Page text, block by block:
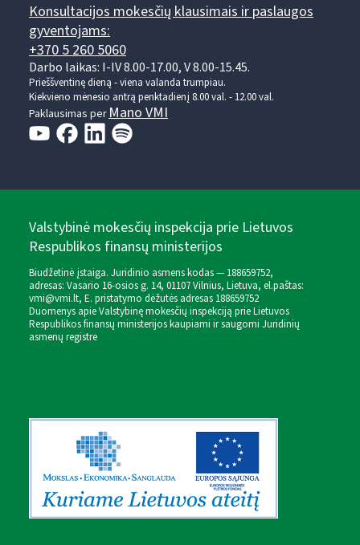
Konsultacijos mokesčių klausimais ir paslaugos
gyventojams:
+370 5 260 5060
Darbo laikas: I-IV 8.00-17.00, V 8.00-15.45.
Prieššventinę dieną - viena valanda trumpiau.
Kiekvieno mėnesio antrą penktadienį 8.00 val. - 12.00 val.
Paklausimas per Mano VMI
Valstybinė mokesčių inspekcija prie Lietuvos
Respublikos finansų ministerijos
Biudžetinė įstaiga. Juridinio asmens kodas — 188659752,
adresas: Vasario 16-osios g. 14, 01107 Vilnius, Lietuva, el.paštas:
vmi@vmi.lt, E. pristatymo dėžutės adresas 188659752
Duomenys apie Valstybinę mokesčių inspekciją prie Lietuvos
Respublikos finansų ministerijos kaupiami ir saugomi Juridinių
asmenų registre